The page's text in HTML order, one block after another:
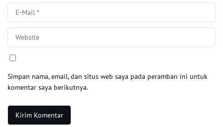
Simpan nama, email, dan situs web saya pada peramban ini untuk
komentar saya berikutnya.